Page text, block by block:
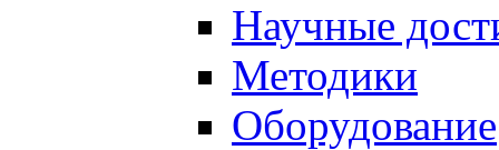
Научные
Методики
Оборудование